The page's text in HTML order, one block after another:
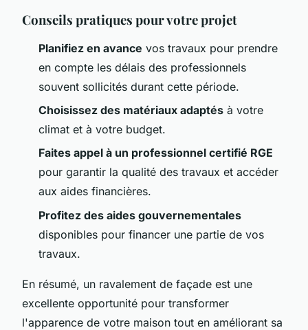
Conseils pratiques pour votre projet
Planifiez en avance vos travaux pour prendre
en compte les délais des professionnels
souvent sollicités durant cette période.
Choisissez des matériaux adaptés à votre
climat et à votre budget.
Faites appel à un professionnel certifié RGE
pour garantir la qualité des travaux et accéder
aux aides financières.
Profitez des aides gouvernementales
disponibles pour financer une partie de vos
travaux.
En résumé, un ravalement de façade est une
excellente opportunité pour transformer
l'apparence de votre maison tout en améliorant sa